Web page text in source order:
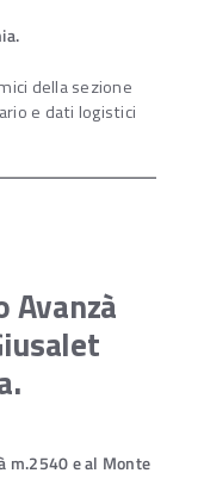
della sezione
e dati logistici
Avanzà
m.2540 e al Monte